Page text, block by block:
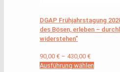
DGAP Frühjahrstagung
des Bösen, erleben –
widerstehen”
90,00 € – 430,00 €
Ausführung wählen